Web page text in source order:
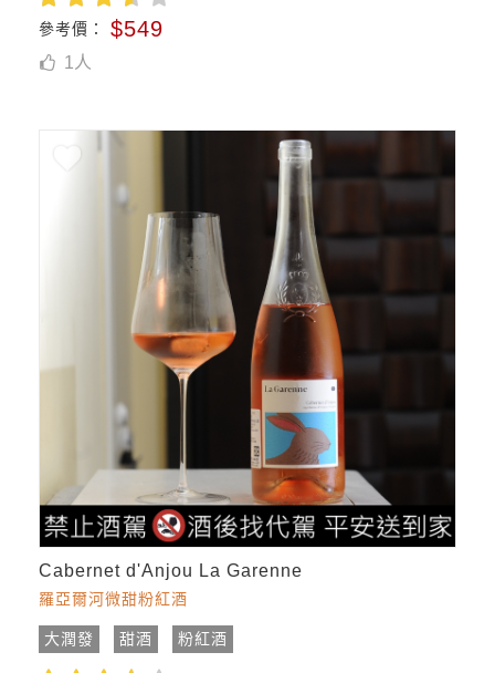
參考價： $549
1 人
Cabernet d'Anjou La Garenne
羅亞爾河微甜粉紅酒
大潤發 甜酒 粉紅酒